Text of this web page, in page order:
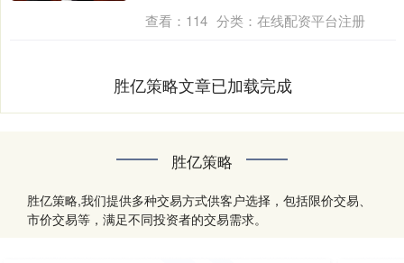
查看： 114 分类： 在线配资平台注册
胜亿策略文章已加载完成
胜亿策略
胜亿策略,我们提供多种交易方式供客户选择，包括限价交易、
市价交易等，满足不同投资者的交易需求。